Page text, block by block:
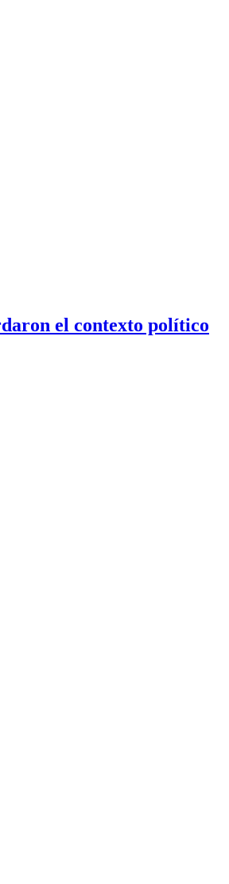
el contexto político